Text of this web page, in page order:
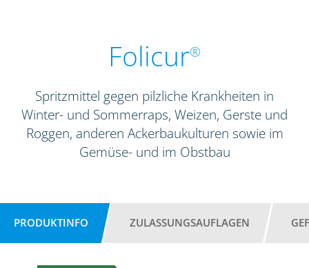
Folicur®
Spritzmittel gegen pilzliche Krankheiten in
Winter- und Sommerraps, Weizen, Gerste und
Roggen, anderen Ackerbaukulturen sowie im
Gemüse- und im Obstbau
PRODUKTINFO ZULASSUNGSAUFLAGEN